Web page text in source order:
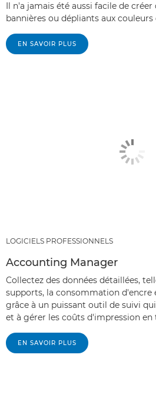
Il n'a jamais été aussi facile de
bannières ou dépliants aux couleurs
EN SAVOIR PLUS
LOGICIELS PROFESSIONNELS
Accounting Manager
Collectez des données détaillées,
supports, la consommation d'encre
grâce à un puissant outil de suivi
et à gérer les coûts d'impression
EN SAVOIR PLUS